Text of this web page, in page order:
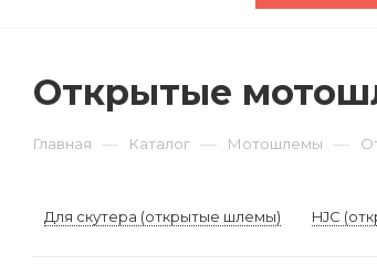
Открытые
Главная — Каталог — Мотошлемы —
Для скутера (открытые шлемы) HJC